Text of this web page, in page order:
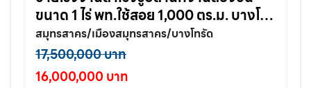
ขนาด 1 ไร่ พท.ใช้สอย 1,000 ตร.ม. บางโท
รัด อ.เมือง จ.สมุทรสาคร
สมุทรสาคร/เมืองสมุทรสาคร/บางโทรัด
17,500,000 บาท
16,000,000 บาท